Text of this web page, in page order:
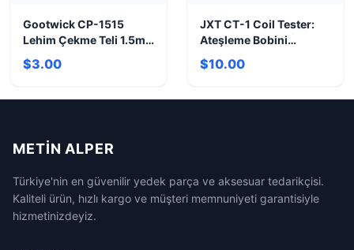
Gootwick CP-1515
Lehim Çekme Teli 1.5m
1.5mm - Hassas Sökme
$3.00
JXT CT-1 Coil Tester:
Ateşleme Bobini
Arızalarını Anında Bulun
$10.00
METIN ALPER
Türkiye'nin en güvenilir yedek parça ve aksesuar tedarikçisi.
Kaliteli ürün, hızlı kargo ve müşteri memnuniyeti garantisiyle
hizmetinizdeyiz.